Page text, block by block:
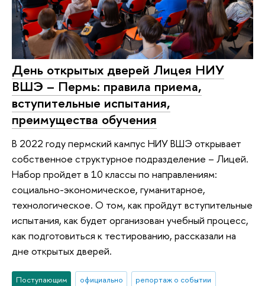
День открытых дверей Лицея НИУ
ВШЭ – Пермь: правила приема,
вступительные испытания,
преимущества обучения
В 2022 году пермский кампус НИУ ВШЭ открывает
собственное структурное подразделение – Лицей.
Набор пройдет в 10 классы по направлениям:
социально-экономическое, гуманитарное,
технологическое. О том, как пройдут вступительные
испытания, как будет организован учебный процесс,
как подготовиться к тестированию, рассказали на
дне открытых дверей.
Поступающим официально
репортаж о событии